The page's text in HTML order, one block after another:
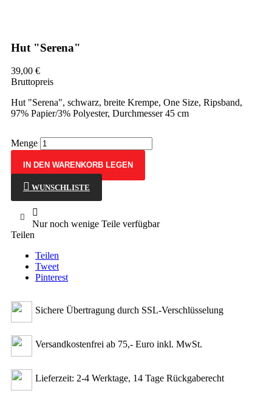
Hut "Serena"
39,00 €
Bruttopreis
Hut "Serena", schwarz, breite Krempe, One Size, Ripsband,
97% Papier/3% Polyester, Durchmesser 45 cm
Menge
IN DEN WARENKORB LEGEN
WUNSCHLISTE

Nur noch wenige Teile verfügbar
Teilen
Teilen
Tweet
Pinterest
Sichere Übertragung durch SSL-Verschlüsselung
Versandkostenfrei ab 75,- Euro inkl. MwSt.
Lieferzeit: 2-4 Werktage, 14 Tage Rückgaberecht